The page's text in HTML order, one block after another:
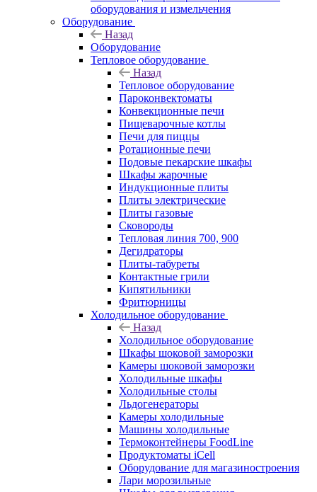
оборудования и измельчения
Оборудование
Назад
Оборудование
Тепловое оборудование
Назад
Тепловое оборудование
Пароконвектоматы
Конвекционные печи
Пищеварочные котлы
Печи для пиццы
Ротационные печи
Подовые пекарские шкафы
Шкафы жарочные
Индукционные плиты
Плиты электрические
Плиты газовые
Сковороды
Тепловая линия 700, 900
Дегидраторы
Плиты-табуреты
Контактные грили
Кипятильники
Фритюрницы
Холодильное оборудование
Назад
Холодильное оборудование
Шкафы шоковой заморозки
Камеры шоковой заморозки
Холодильные шкафы
Холодильные столы
Льдогенераторы
Камеры холодильные
Машины холодильные
Термоконтейнеры FoodLine
Продуктоматы iCell
Оборудование для магазиностроения
Лари морозильные